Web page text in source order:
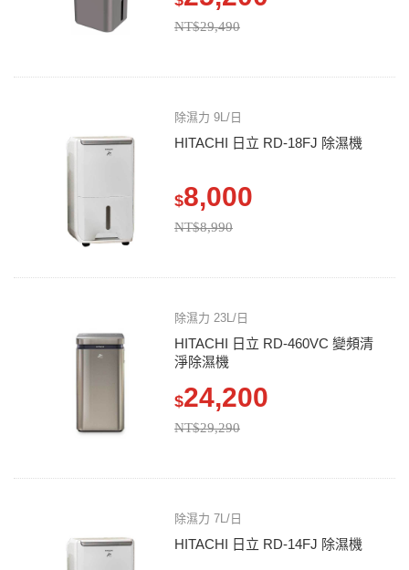
NT$29,490
除濕力 9L/日
HITACHI 日立 RD-18FJ 除濕機
$8,000
NT$8,990
除濕力 23L/日
HITACHI 日立 RD-460VC 變頻清
淨除濕機
$24,200
NT$29,290
除濕力 7L/日
HITACHI 日立 RD-14FJ 除濕機